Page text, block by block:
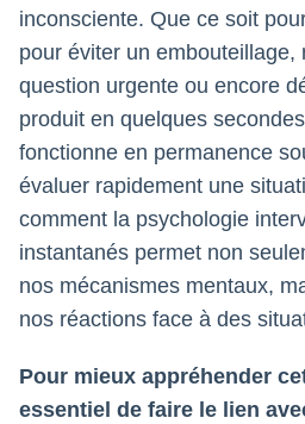
inconsciente. Que ce soit
pour éviter un embouteillage,
question urgente ou encore
produit en quelques
fonctionne en permanence
évaluer rapidement une
comment la psychologie
instantanés permet non
nos mécanismes mentaux,
nos réactions face à des
Pour mieux appréhender
essentiel de faire le lien